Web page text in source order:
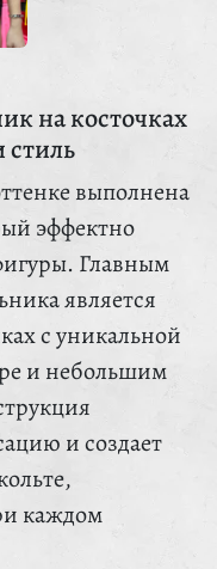
на косточках
выполнена
эффектно
Главным
является
с уникальной
и небольшим
и создает
каждом